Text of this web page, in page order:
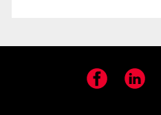
Facebook LinkedIn